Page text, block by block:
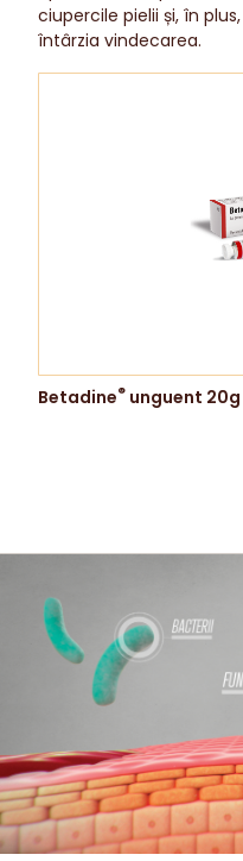
ciupercile pielii și, în
întârzia vindecarea.
Betadine® unguent